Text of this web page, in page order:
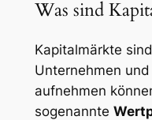
Was sind
Kapitalmärkte
Unternehmen
aufnehmen
sogenannte